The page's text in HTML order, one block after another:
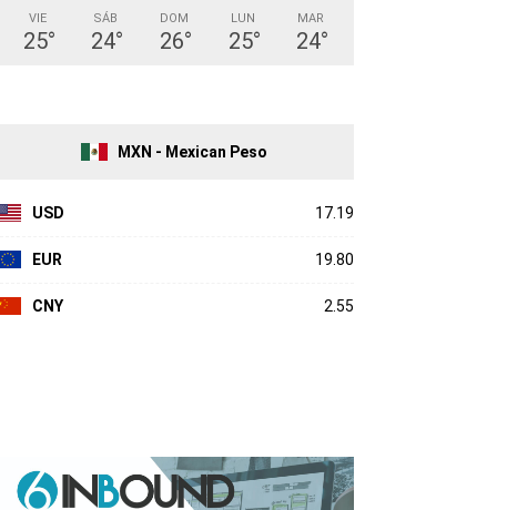
VIE
25°
SÁB
24°
DOM
26°
LUN
25°
MAR
24°
MXN - Mexican Peso
USD 17.19
EUR 19.80
CNY 2.55